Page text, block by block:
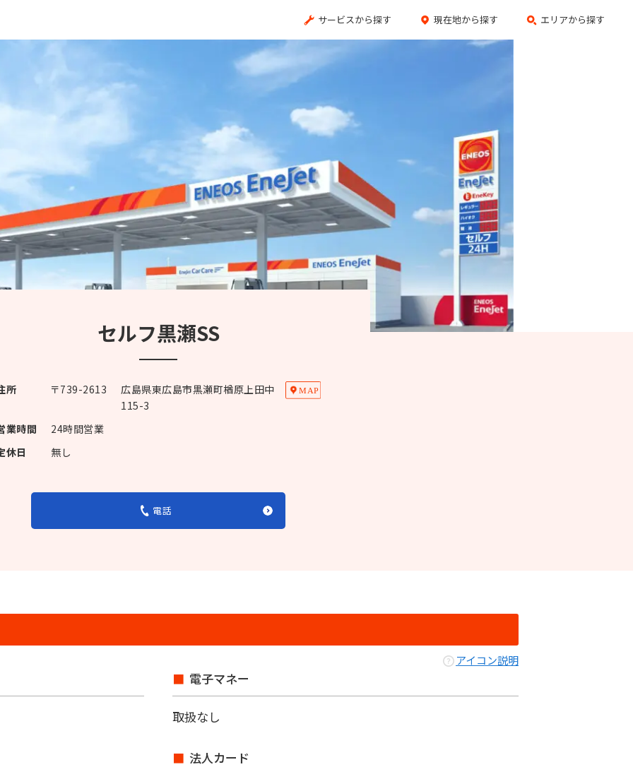
サービスから探す 現在地から探す エリアから探す
セルフ黒瀬SS
所 〒739-2613
広島県東広島市黒瀬町楢原上田中
115-3
業時間
24時間営業
休日
無し
電話
アイコン説明
電子マネー
取扱なし
法人カード